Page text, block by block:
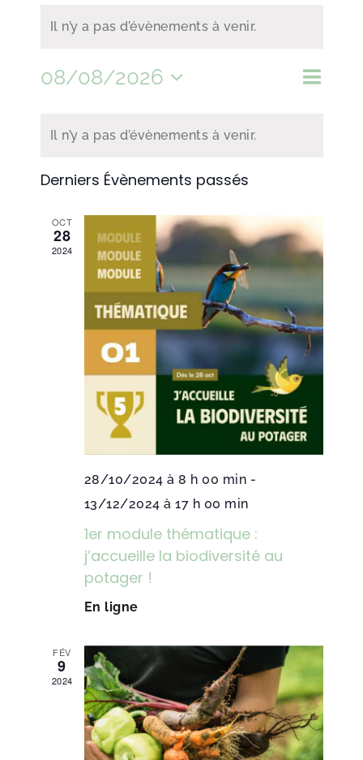
Il n’y a pas d’évènements à venir.
Ricerca
Mois
08/08/2026
une
date.
de
Évènements
Il n’y a pas d’évènements à venir.
Derniers Évènements passés
OCT
28
2024
28/10/2024 à 8 h 00 min -
13/12/2024 à 17 h 00 min
1er module thématique :
j’accueille la biodiversité au
potager !
En ligne
FÉV
9
2024